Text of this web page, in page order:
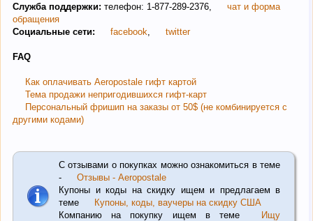
Служба поддержки: телефон: 1-877-289-2376,
чат и форма
обращения
Социальные сети:
facebook twitter
FAQ
Как оплачивать Aeropostale гифт картой
Тема продажи непригодившихся гифт-карт
Персональный фришип на заказы от 50$ (не комбинируется с
другими кодами)
С отзывами о покупках можно ознакомиться в теме
-
Отзывы - Aeropostale
Купоны и коды на скидку ищем и предлагаем в
теме
Купоны, коды, ваучеры на скидку США
Компанию на покупку ищем в теме
Ищу